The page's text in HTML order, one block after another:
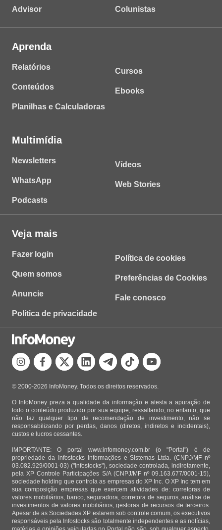
Advisor Colunistas
Aprenda
Relatórios
Conteúdos
Planilhas e Calculadoras
Cursos
Ebooks
Multimídia
Newsletters
WhatsApp
Podcasts
Vídeos
Web Stories
Veja mais
Fazer login
Quem somos
Anuncie
Política de privacidade
Política de cookies
Preferências de Cookies
Fale conosco
© 2000-2026 InfoMoney. Todos os direitos reservados.
O InfoMoney preza a qualidade da informação e atesta a apuração de
todo o conteúdo produzido por sua equipe, ressaltando, no entanto, que
não faz qualquer tipo de recomendação de investimento, não se
responsabilizando por perdas, danos (diretos, indiretos e incidentais),
custos e lucros cessantes.
IMPORTANTE: O portal www.infomoney.com.br (o "Portal") é de
propriedade da Infostocks Informações e Sistemas Ltda. (CNPJ/MF nº
03.082.929/0001-03) ("Infostocks"), sociedade controlada, indiretamente,
pela XP Controle Participações S/A (CNPJ/MF nº 09.163.677/0001-15),
sociedade holding que controla as empresas do XP Inc. O XP Inc tem em
sua composição empresas que exercem atividades de: corretoras de
valores mobiliários, banco, seguradora, corretora de seguros, análise de
investimentos de valores mobiliários, gestoras de recursos de terceiros.
Apesar de as Sociedades XP estarem sob controle comum, os executivos
responsáveis pela Infostocks são totalmente independentes e as notícias,